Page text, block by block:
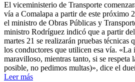
El viceministerio de Transporte
vía a Comalapa a partir de este próximo
el ministro de Obras Públicas y
ministro Rodríguez indicó que a partir
martes 21 se realizarán pruebas técnicas
los conductores que utilicen esa vía. «La
maravilloso, mientras tanto, si se respeta
posible, no pedimos multas)», dice el
Leer más